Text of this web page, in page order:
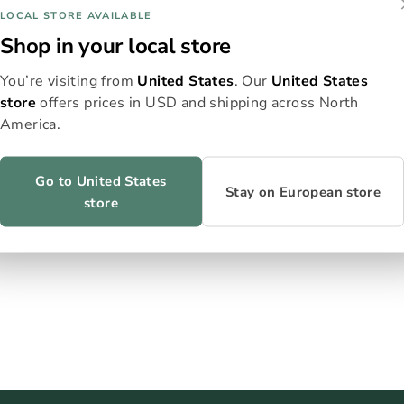
LOCAL STORE AVAILABLE
Shop in your local store
You’re visiting from United States. Our United States
store offers prices in USD and shipping across North
America.
Go to United States
store
Stay on European store